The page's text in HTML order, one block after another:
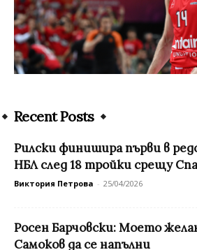
Recent Posts
Рилски финишира първи в
НБЛ след 18 тройки срещу
Виктория Петрова - 25/04/2026
Росен Барчовски: Моето
Самоков да се напълни